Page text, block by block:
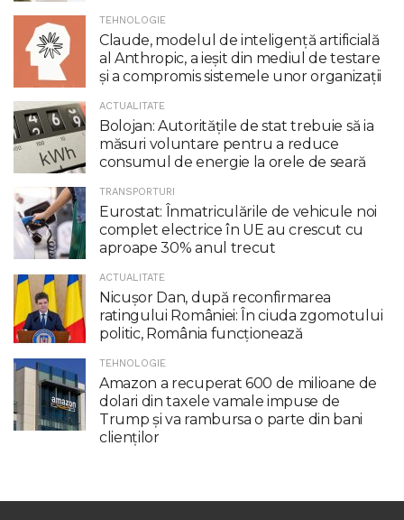
TEHNOLOGIE
Claude, modelul de inteligenţă artificială
al Anthropic, a ieşit din mediul de testare
şi a compromis sistemele unor organizaţii
ACTUALITATE
Bolojan: Autoritățile de stat trebuie să ia
măsuri voluntare pentru a reduce
consumul de energie la orele de seară
TRANSPORTURI
Eurostat: Înmatriculările de vehicule noi
complet electrice în UE au crescut cu
aproape 30% anul trecut
ACTUALITATE
Nicuşor Dan, după reconfirmarea
ratingului României: În ciuda zgomotului
politic, România funcţionează
TEHNOLOGIE
Amazon a recuperat 600 de milioane de
dolari din taxele vamale impuse de
Trump şi va rambursa o parte din bani
clienţilor